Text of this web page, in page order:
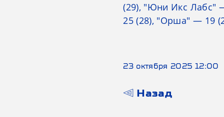
(29), "Юни Икс Лабс"
25 (28), "Орша" — 19
23 октября 2025 12:00
Назад